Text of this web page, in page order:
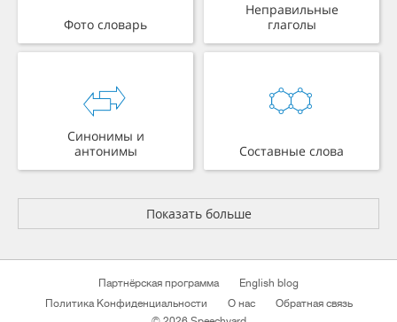
Фото словарь
Неправильные
глаголы
Синонимы и
антонимы
Составные слова
Показать больше
Партнёрская программа
English blog
Политика Конфиденциальности
О нас
Обратная связь